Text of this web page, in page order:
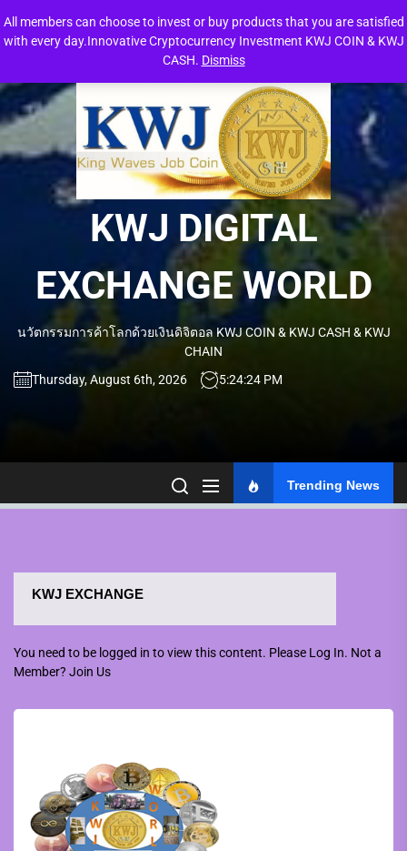
All members can choose to invest or buy products that you are satisfied
with every day.Innovative Cryptocurrency Investment KWJ COIN & KWJ
CASH. Dismiss
to
KWJ DIGITAL
EXCHANGE WORLD
นวัตกรรมการค้าโลกด้วยเงินดิจิตอล KWJ COIN & KWJ CASH & KWJ
CHAIN
Thursday, August 6th, 2026
5:24:25 PM
Trending News
KWJ EXCHANGE
You need to be logged in to view this content. Please Log In. Not a
Member? Join Us